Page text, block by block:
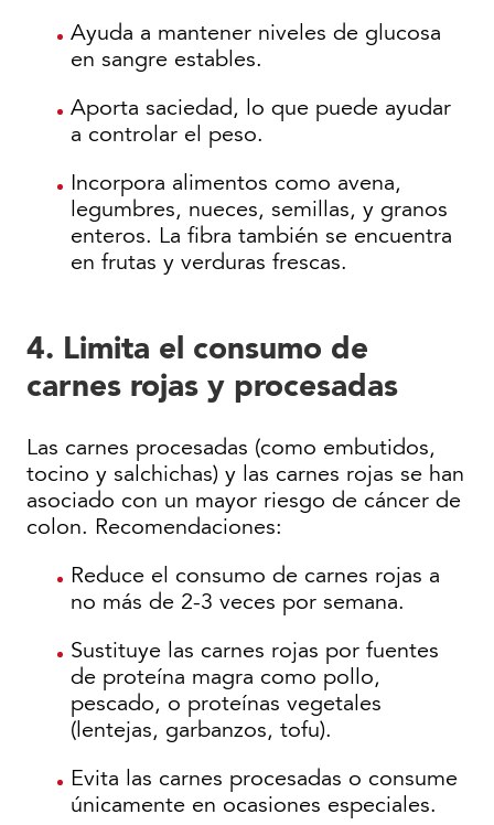
Ayuda a mantener niveles de glucosa
en sangre estables.
Aporta saciedad, lo que puede ayudar
a controlar el peso.
Incorpora alimentos como avena,
legumbres, nueces, semillas, y granos
enteros. La fibra también se encuentra
en frutas y verduras frescas.
4. Limita el consumo de
carnes rojas y procesadas
Las carnes procesadas (como embutidos,
tocino y salchichas) y las carnes rojas se han
asociado con un mayor riesgo de cáncer de
colon. Recomendaciones:
Reduce el consumo de carnes rojas a
no más de 2-3 veces por semana.
Sustituye las carnes rojas por fuentes
de proteína magra como pollo,
pescado, o proteínas vegetales
(lentejas, garbanzos, tofu).
Evita las carnes procesadas o consume
únicamente en ocasiones especiales.